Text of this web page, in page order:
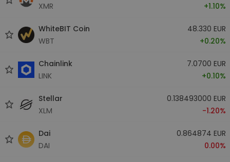
XMR
+1.10%
WhiteBIT Coin
WBT
48.330 EUR
+0.20%
Chainlink
LINK
7.0700 EUR
+0.10%
Stellar
XLM
0.138493000 EUR
-1.20%
Dai
DAI
0.864874 EUR
0.00%